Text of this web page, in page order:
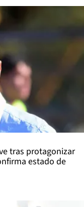
tras protagonizar
estado de